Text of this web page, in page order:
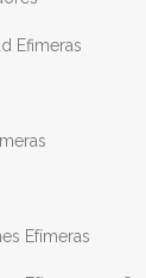
Efimeras
Efímeras